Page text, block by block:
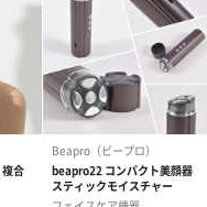
自然故障、初期不良に